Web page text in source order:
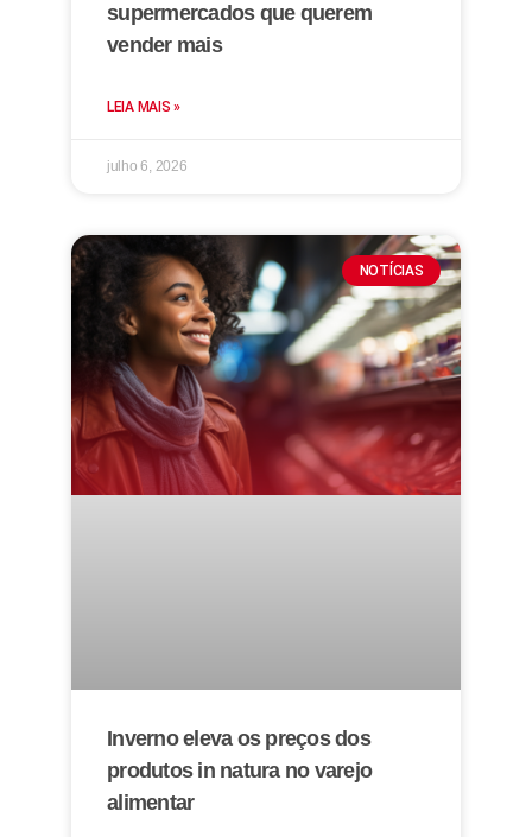
supermercados que querem
vender mais
LEIA MAIS »
julho 6, 2026
NOTÍCIAS
Inverno eleva os preços dos
produtos in natura no varejo
alimentar